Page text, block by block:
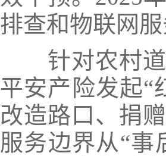
排查和物联网
针对农村
平安产险发起“
改造路口、捐
服务边界从“事